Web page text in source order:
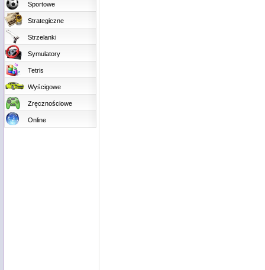
Sportowe
Strategiczne
Strzelanki
Symulatory
Tetris
Wyścigowe
Zręcznościowe
Online